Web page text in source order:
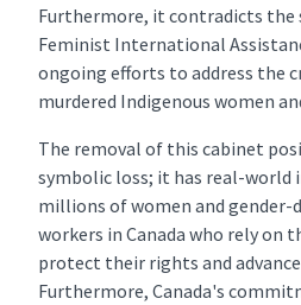
Furthermore, it contradicts the
Feminist International
ongoing efforts to address the
murdered Indigenous women
The removal of this cabinet
symbolic loss; it has real-
millions of women and gender-
workers in Canada who rely on
protect their rights and
Furthermore, Canada's